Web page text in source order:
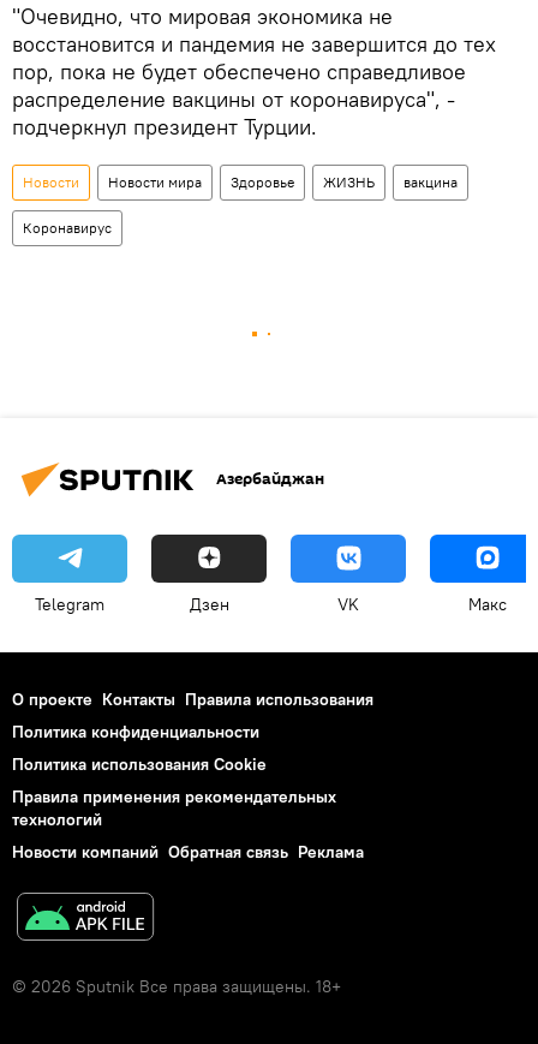
"Очевидно, что мировая экономика не
восстановится и пандемия не завершится до тех
пор, пока не будет обеспечено справедливое
распределение вакцины от коронавируса", -
подчеркнул президент Турции.
Новости Новости мира Здоровье ЖИЗНЬ вакцина
Коронавирус
Азербайджан
Telegram Дзен VK Макс
О проекте Контакты Правила использования
Политика конфиденциальности
Политика использования Cookie
Правила применения рекомендательных
технологий
Новости компаний Обратная связь Реклама
© 2026 Sputnik Все права защищены. 18+